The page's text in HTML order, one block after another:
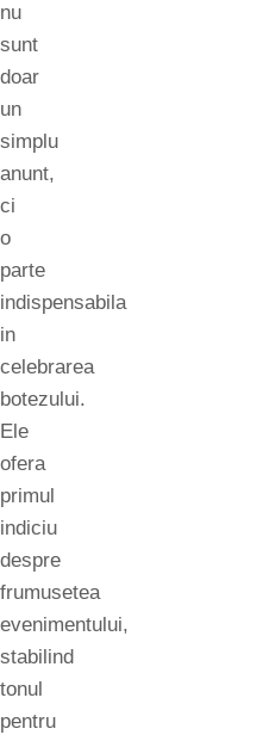
nu
sunt
doar
un
simplu
anunt,
ci
o
parte
indispensabila
in
celebrarea
botezului.
Ele
ofera
primul
indiciu
despre
frumusetea
evenimentului,
stabilind
tonul
pentru